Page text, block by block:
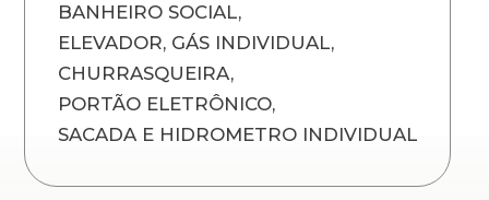
BANHEIRO SOCIAL,
ELEVADOR, GÁS INDIVIDUAL,
CHURRASQUEIRA,
PORTÃO ELETRÔNICO,
SACADA E HIDROMETRO INDIVIDUAL